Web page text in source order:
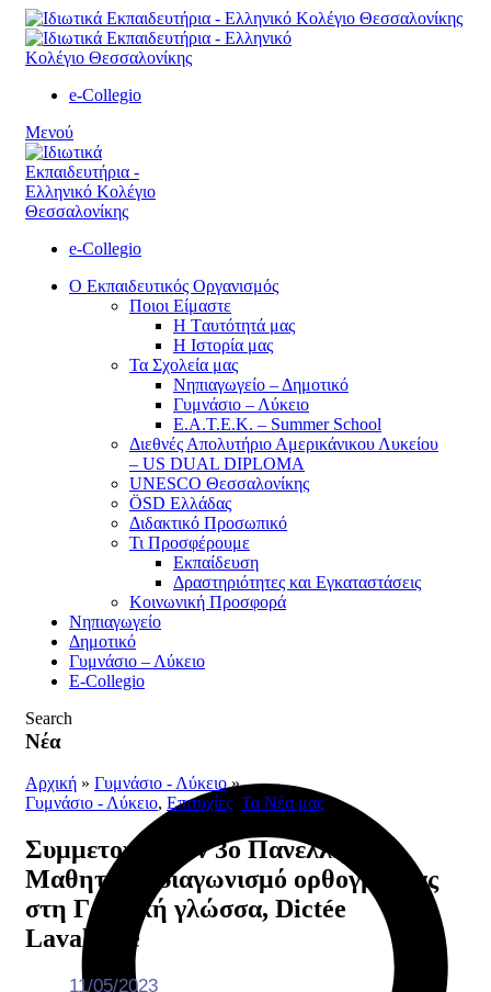
e-Collegio
Μενού
e-Collegio
Ο Εκπαιδευτικός Οργανισμός
Ποιοι Είμαστε
Η Tαυτότητά μας
Η Ιστορία μας
Τα Σχολεία μας
Νηπιαγωγείο – Δημοτικό
Γυμνάσιο – Λύκειο
Ε.Α.Τ.Ε.Κ. – Summer School
Διεθνές Απολυτήριο Αμερικάνικου Λυκείου
– US DUAL DIPLOMA
UNESCO Θεσσαλονίκης
ÖSD Ελλάδας
Διδακτικό Προσωπικό
Τι Προσφέρουμε
Eκπαίδευση
Δραστηριότητες και Εγκαταστάσεις
Κοινωνική Προσφορά
Νηπιαγωγείο
Δημοτικό
Γυμνάσιο – Λύκειο
E-Collegio
Search
Νέα
Αρχική » Γυμνάσιο - Λύκειο»
Γυμνάσιο - Λύκειο, Επιτυχίες Τα Νέα μας
Συμμετοχή στον 3ο Πανελλήνιο
Μαθητικός διαγωνισμό ορθογραφίας
στη Γαλλική γλώσσα, Dictée
Lavalloise
11/05/2023